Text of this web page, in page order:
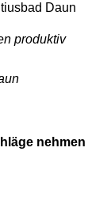
Daun
produktiv
nehmen